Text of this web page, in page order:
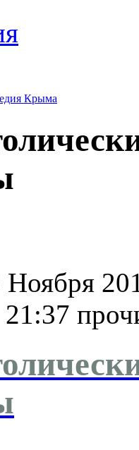
Крыма
Ноября